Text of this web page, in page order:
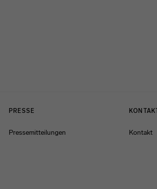
PRESSE
Pressemitteilungen Kontakt